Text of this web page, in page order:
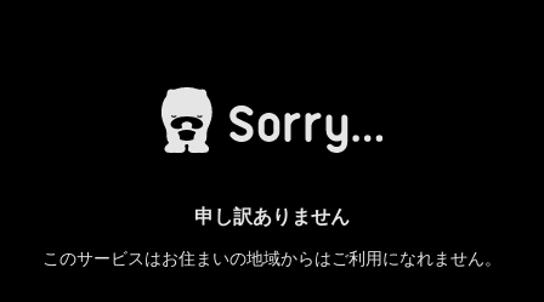
申し訳ありません
このサービスはお住まいの地域からはご利用になれません。